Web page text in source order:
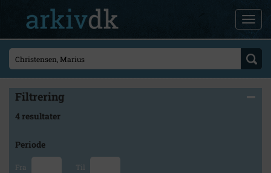
Filtrering
4 resultater
Periode
Fra Til